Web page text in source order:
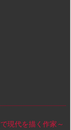
現代を描く作家～